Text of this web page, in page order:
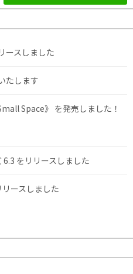
ースしました
たします
Space》 を発売しました！
をリリースしました
ースしました